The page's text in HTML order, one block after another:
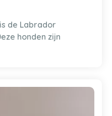
de Labrador
honden zijn